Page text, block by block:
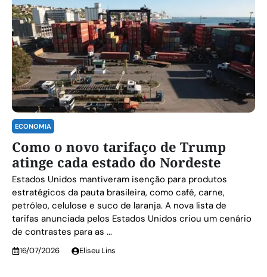
ECONOMIA
Como o novo tarifaço de Trump
atinge cada estado do Nordeste
Estados Unidos mantiveram isenção para produtos
estratégicos da pauta brasileira, como café, carne,
petróleo, celulose e suco de laranja. A nova lista de
tarifas anunciada pelos Estados Unidos criou um cenário
de contrastes para as ...
16/07/2026 Eliseu Lins